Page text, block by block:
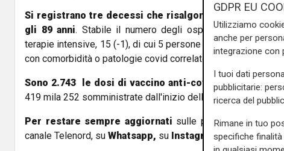
Si registrano tre decessi che risalgono al 7 marzo, di
gli 89 anni. Stabile il numero degli ospedalizzati, 261,
terapie intensive, 15 (-1), di cui 5 persone non sono
con comorbidità o patologie covid correlate.
Sono 2.743 le dosi di vaccino anti-covid inoculate in
419 mila 252 somministrate dall'inizio della campagna di
Per restare sempre aggiornati sulle principali notizie
canale Telenord, su Whatsapp, su Instagram,suYoutubee
GDPR EU
Utilizziamo
anche per
integrazione con
I tuoi dati
pubblicitarie:
ricerca del
Rimane in tuo
specifiche